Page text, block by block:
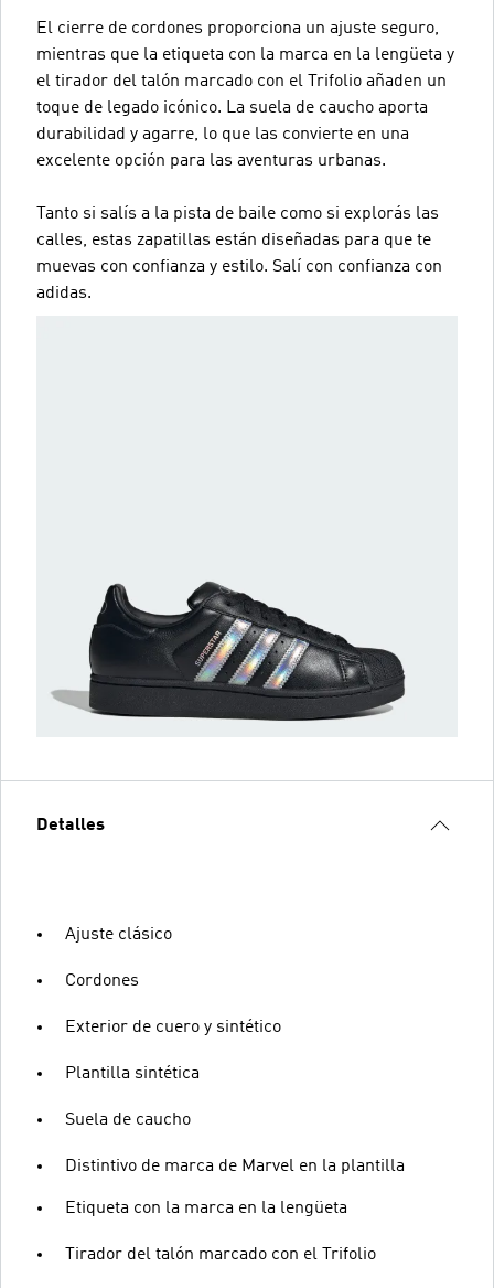
El cierre de cordones proporciona un ajuste seguro,
mientras que la etiqueta con la marca en la lengüeta y
el tirador del talón marcado con el Trifolio añaden un
toque de legado icónico. La suela de caucho aporta
durabilidad y agarre, lo que las convierte en una
excelente opción para las aventuras urbanas.
Tanto si salís a la pista de baile como si explorás las
calles, estas zapatillas están diseñadas para que te
muevas con confianza y estilo. Salí con confianza con
adidas.
Detalles
Ajuste clásico
Cordones
Exterior de cuero y sintético
Plantilla sintética
Suela de caucho
Distintivo de marca de Marvel en la plantilla
Etiqueta con la marca en la lengüeta
Tirador del talón marcado con el Trifolio